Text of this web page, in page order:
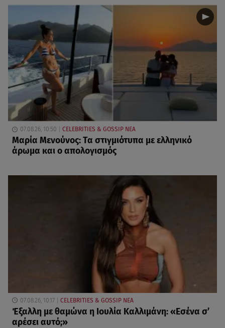
07.08.26, 10:50 CELEBRITIES & GOSSIP ΝΕΑ
Μαρία Μενούνος: Τα στιγμιότυπα με ελληνικό
άρωμα και ο απολογισμός
07.08.26, 10:17 CELEBRITIES & GOSSIP ΝΕΑ
Έξαλλη με θαμώνα η Ιουλία Καλλιμάνη: «Εσένα σ’
αρέσει αυτό;»